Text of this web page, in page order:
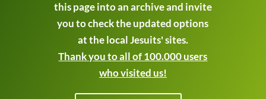
this page into an archive and invite
you to check the updated options
at the local Jesuits' sites.
Thank you to all of 100.000 users
who visited us!